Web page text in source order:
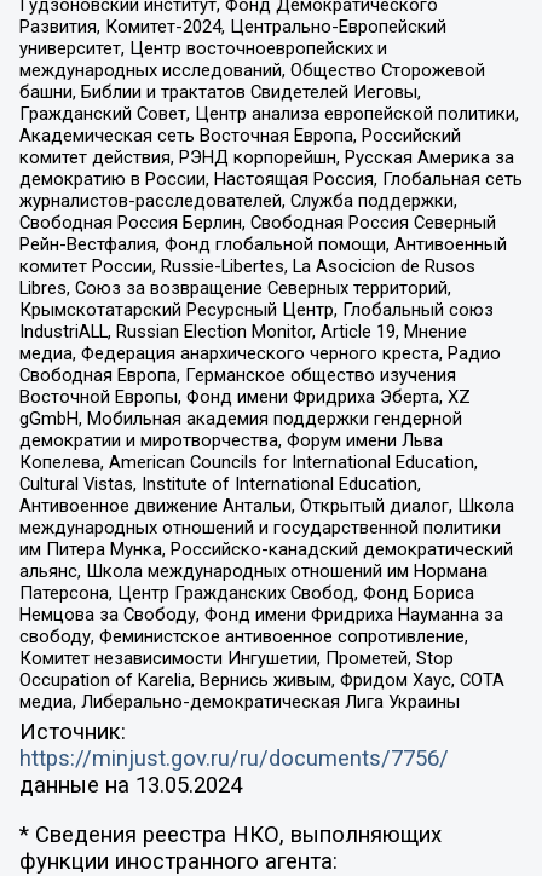
Гудзоновский институт, Фонд Демократического
Развития, Комитет-2024, Центрально-Европейский
университет, Центр восточноевропейских и
международных исследований, Общество Сторожевой
башни, Библии и трактатов Свидетелей Иеговы,
Гражданский Совет, Центр анализа европейской политики,
Академическая сеть Восточная Европа, Российский
комитет действия, РЭНД корпорейшн, Русская Америка за
демократию в России, Настоящая Россия, Глобальная сеть
журналистов-расследователей, Служба поддержки,
Свободная Россия Берлин, Свободная Россия Северный
Рейн-Вестфалия, Фонд глобальной помощи, Антивоенный
комитет России, Russie-Libertes, La Asocicion de Rusos
Libres, Союз за возвращение Северных территорий,
Крымскотатарский Ресурсный Центр, Глобальный союз
IndustriALL, Russian Election Monitor, Article 19, Мнение
медиа, Федерация анархического черного креста, Радио
Свободная Европа, Германское общество изучения
Восточной Европы, Фонд имени Фридриха Эберта, XZ
gGmbH, Мобильная академия поддержки гендерной
демократии и миротворчества, Форум имени Льва
Копелева, American Councils for International Education,
Cultural Vistas, Institute of International Education,
Антивоенное движение Антальи, Открытый диалог, Школа
международных отношений и государственной политики
им Питера Мунка, Российско-канадский демократический
альянс, Школа международных отношений им Нормана
Патерсона, Центр Гражданских Свобод, Фонд Бориса
Немцова за Свободу, Фонд имени Фридриха Науманна за
свободу, Феминистское антивоенное сопротивление,
Комитет независимости Ингушетии, Прометей, Stop
Occupation of Karelia, Вернись живым, Фридом Хаус, СОТА
медиа, Либерально-демократическая Лига Украины
Источник:
https://minjust.gov.ru/ru/documents/7756/
данные на 13.05.2024
* Сведения реестра НКО, выполняющих
функции иностранного агента: